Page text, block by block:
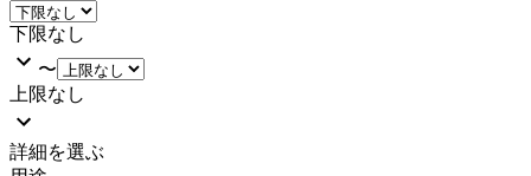
下限なし
〜
上限なし
詳細を選ぶ